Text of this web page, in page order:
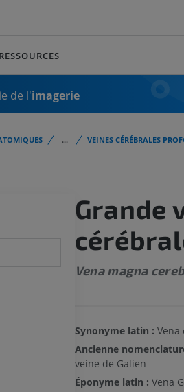
RESSOURCES
de l'imagerie
... VEINES CÉRÉBRALES
Grande
Vena magna
Synonyme latin : Vena
Ancienne
veine de Galien
Éponyme latin : Vena